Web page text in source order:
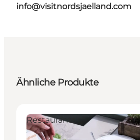
info@visitnordsjaelland.com
Ähnliche Produkte
Restaurants